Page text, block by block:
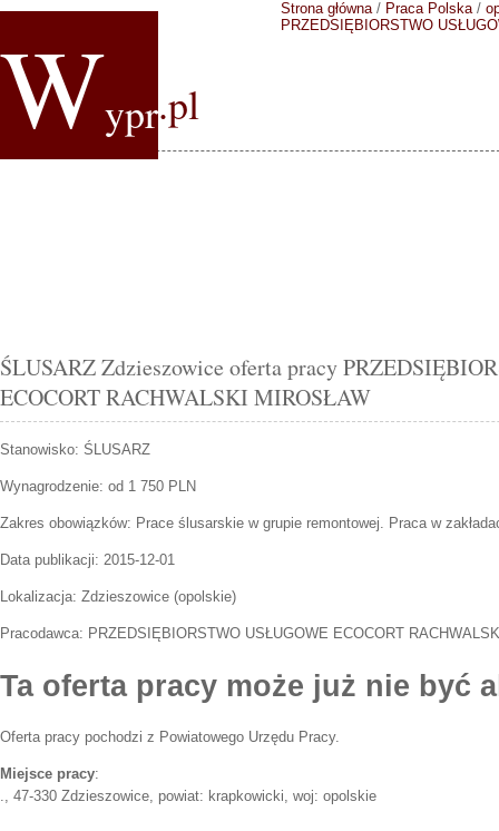
Wypr.pl
Strona główna/ Praca Polska/
PRZEDSIĘBIORSTWO
ŚLUSARZ Zdzieszowice oferta pracy
ECOCORT RACHWALSKI MIROSŁAW
Stanowisko: ŚLUSARZ
Wynagrodzenie: od 1 750 PLN
Zakres obowiązków: Prace ślusarskie w grupie remontowej. Praca w
Data publikacji: 2015-12-01
Lokalizacja: Zdzieszowice (opolskie)
Pracodawca: PRZEDSIĘBIORSTWO USŁUGOWE ECOCORT
Ta oferta pracy może już nie być
Oferta pracy pochodzi z Powiatowego Urzędu Pracy.
Miejsce pracy:
., 47-330 Zdzieszowice, powiat: krapkowicki, woj: opolskie